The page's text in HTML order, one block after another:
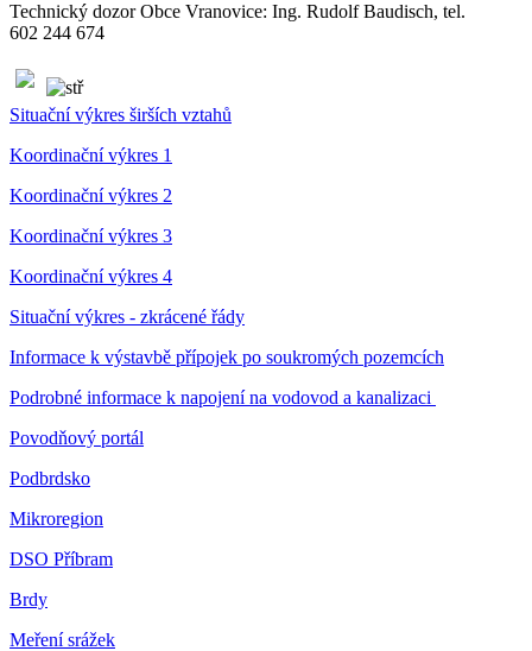
Technický dozor Obce Vranovice: Ing. Rudolf Baudisch, tel.
602 244 674
Situační výkres širších vztahů
Koordinační výkres 1
Koordinační výkres 2
Koordinační výkres 3
Koordinační výkres 4
Situační výkres - zkrácené řády
Informace k výstavbě přípojek po soukromých pozemcích
Podrobné informace k napojení na vodovod a kanalizaci
Povodňový portál
Podbrdsko
Mikroregion
DSO Příbram
Brdy
Meření srážek